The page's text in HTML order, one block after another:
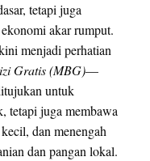
tetapi juga
akar rumput.
menjadi perhatian
Gratis (MBG)—
untuk
tetapi juga membawa
dan menengah
dan pangan lokal.